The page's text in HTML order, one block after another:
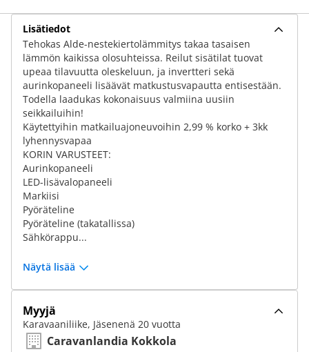
Lisätiedot
Tehokas Alde-nestekiertolämmitys takaa tasaisen
lämmön kaikissa olosuhteissa. Reilut sisätilat tuovat
upeaa tilavuutta oleskeluun, ja invertteri sekä
aurinkopaneeli lisäävät matkustusvapautta entisestään.
Todella laadukas kokonaisuus valmiina uusiin
seikkailuihin!
Käytettyihin matkailuajoneuvoihin 2,99 % korko + 3kk
lyhennysvapaa
KORIN VARUSTEET:
Aurinkopaneeli
LED-lisävalopaneeli
Markiisi
Pyöräteline
Pyöräteline (takatallissa)
Sähkörappu...
Näytä lisää
Myyjä
Karavaaniliike, Jäsenenä 20 vuotta
Caravanlandia Kokkola